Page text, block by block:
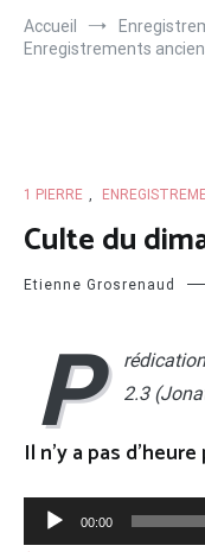
Accueil
Enregistrements
1 PIERRE ,
Culte du
Etienne Grosrenaud
P
2.3
Il n’y a pas
Lecteur
audio
00:00